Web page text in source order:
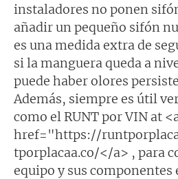
instaladores no ponen
añadir un pequeño sifón
es una medida extra de
si la manguera queda a
puede haber olores
Además, siempre es útil
como el RUNT por VIN at
href="https://
tporplacaa.co/</a> , para
equipo y sus componentes